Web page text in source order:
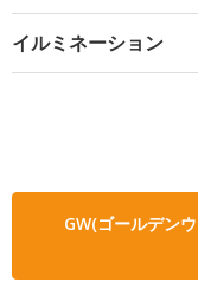
イルミネーション
GW(ゴールデン